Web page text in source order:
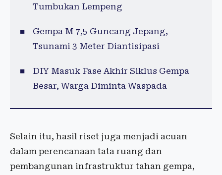
Tumbukan Lempeng
Gempa M 7,5 Guncang Jepang,
Tsunami 3 Meter Diantisipasi
DIY Masuk Fase Akhir Siklus Gempa
Besar, Warga Diminta Waspada
Selain itu, hasil riset juga menjadi acuan
dalam perencanaan tata ruang dan
pembangunan infrastruktur tahan gempa,